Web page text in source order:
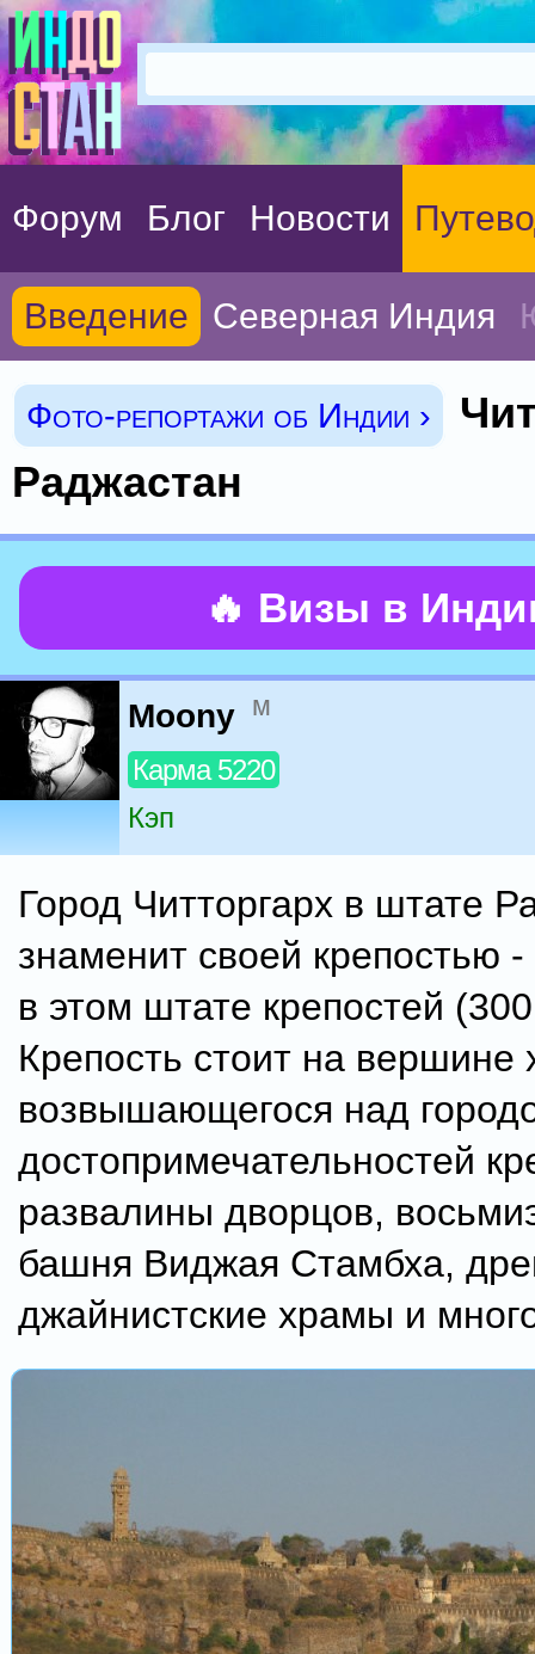
Форум Блог Новости
Введение Северная Индия
Фото-репортажи об Индии ›
Раджастан
🔥 Визы в
Moony м
Карма 5220
Кэп
Город Читторгарх в штате
знаменит своей крепостью
в этом штате крепостей
Крепость стоит на вершине
возвышающегося над
достопримечательностей
развалины дворцов,
башня Виджая Стамбха,
джайнистские храмы и